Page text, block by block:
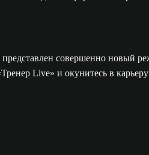
совершенно новый
Live» и окунитесь в